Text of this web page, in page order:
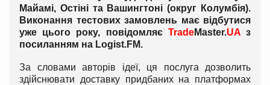
Майамі, Остіні та Вашингтоні (округ Колумбія).
Виконання тестових замовлень має відбутися
уже цього року, повідомляє TradeMaster.UAз
посиланням на Logist.FM.
За словами авторів ідеї, ця послуга дозволить
здійснювати доставку придбаних на платформах